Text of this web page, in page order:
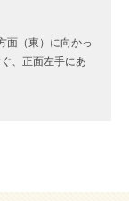
面（東）に向かっ
、正面左手にあ